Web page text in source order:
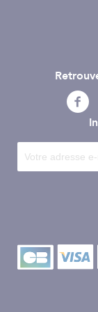
- Taille du
- Matériau
- Verre sphérique
- Étanchéité : à
- Alimentation